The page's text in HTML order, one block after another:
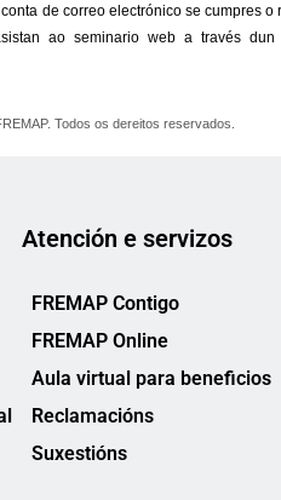
Atención e servizos
FREMAP Contigo
FREMAP Online
Aula virtual para beneficios
Reclamacións
Suxestións